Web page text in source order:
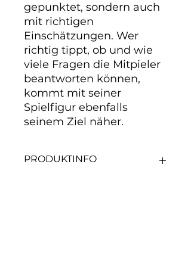
gepunktet, sondern auch
mit richtigen
Einschätzungen. Wer
richtig tippt, ob und wie
viele Fragen die Mitpieler
beantworten können,
kommt mit seiner
Spielfigur ebenfalls
seinem Ziel näher.
PRODUKTINFO